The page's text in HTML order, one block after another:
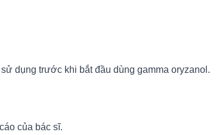
dụng trước khi bắt đầu dùng gamma oryzanol.
của bác sĩ.